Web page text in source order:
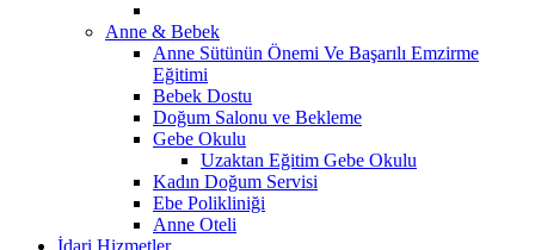
Anne & Bebek
Anne Sütünün Önemi Ve Başarılı Emzirme
Eğitimi
Bebek Dostu
Doğum Salonu ve Bekleme
Gebe Okulu
Uzaktan Eğitim Gebe Okulu
Kadın Doğum Servisi
Ebe Polikliniği
Anne Oteli
İdari Hizmetler